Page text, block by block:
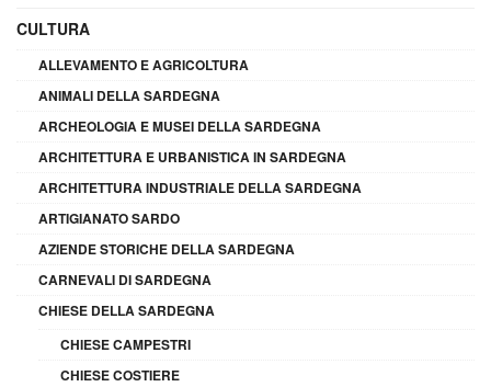
CULTURA
ALLEVAMENTO E AGRICOLTURA
ANIMALI DELLA SARDEGNA
ARCHEOLOGIA E MUSEI DELLA SARDEGNA
ARCHITETTURA E URBANISTICA IN SARDEGNA
ARCHITETTURA INDUSTRIALE DELLA SARDEGNA
ARTIGIANATO SARDO
AZIENDE STORICHE DELLA SARDEGNA
CARNEVALI DI SARDEGNA
CHIESE DELLA SARDEGNA
CHIESE CAMPESTRI
CHIESE COSTIERE